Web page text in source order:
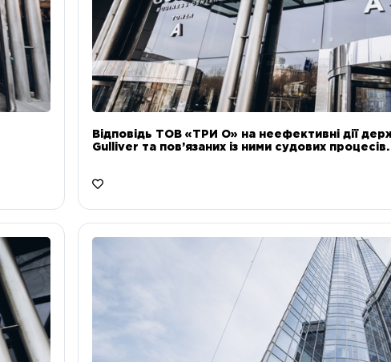
Відповідь ТОВ «ТРИ О» на неефективні дії
Gulliver та пов’язаних із ними судових процесів.